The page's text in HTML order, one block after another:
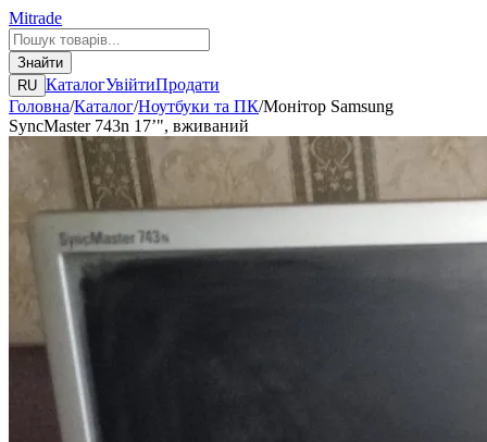
Mitrade
Знайти
RU КаталогУвійтиПродати
Головна/Каталог/Ноутбуки та ПК/Монітор Samsung
SyncMaster 743n 17ʼ", вживаний